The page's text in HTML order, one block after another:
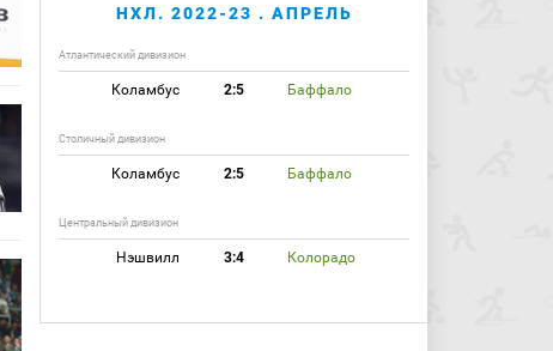
НХЛ. 2022-23 . АПРЕЛЬ
Атлантический дивизион
Коламбус 2:5 Баффало
Столичный дивизион
Коламбус 2:5 Баффало
Центральный дивизион
Нэшвилл 3:4 Колорадо